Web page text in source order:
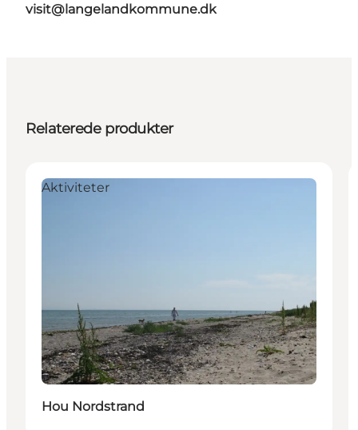
visit@langelandkommune.dk
Relaterede produkter
Aktiviteter
Hou Nordstrand